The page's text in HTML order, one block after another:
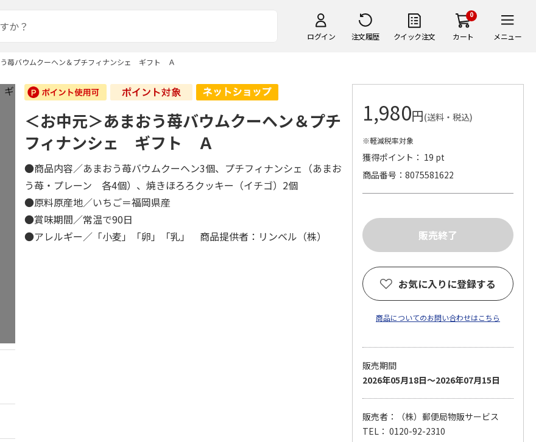
ログイン 注文履歴 クイック注文
0
カート メニュー
苺バウムクーヘン＆プチフィナンシェ ギフト Ａ
＜お中元＞あまおう苺バウムクーヘン＆プチ
フィナンシェ ギフト Ａ
●商品内容／あまおう苺バウムクーヘン3個、プチフィナンシェ（あまお
う苺・プレーン 各4個）、焼きほろろクッキー（イチゴ）2個
●原料原産地／いちご＝福岡県産
●賞味期間／常温で90日
●アレルギー／「小麦」「卵」「乳」 商品提供者：リンベル（株）
1,980円(送料・税込)
※軽減税率対象
獲得ポイント： 19 pt
商品番号
8075581622
お気に入りに登録する
商品についてのお問い合わせはこちら
販売期間
2026年05月18日～2026年07月15日
販売者：（株）郵便局物販サービス
TEL： 0120-92-2310